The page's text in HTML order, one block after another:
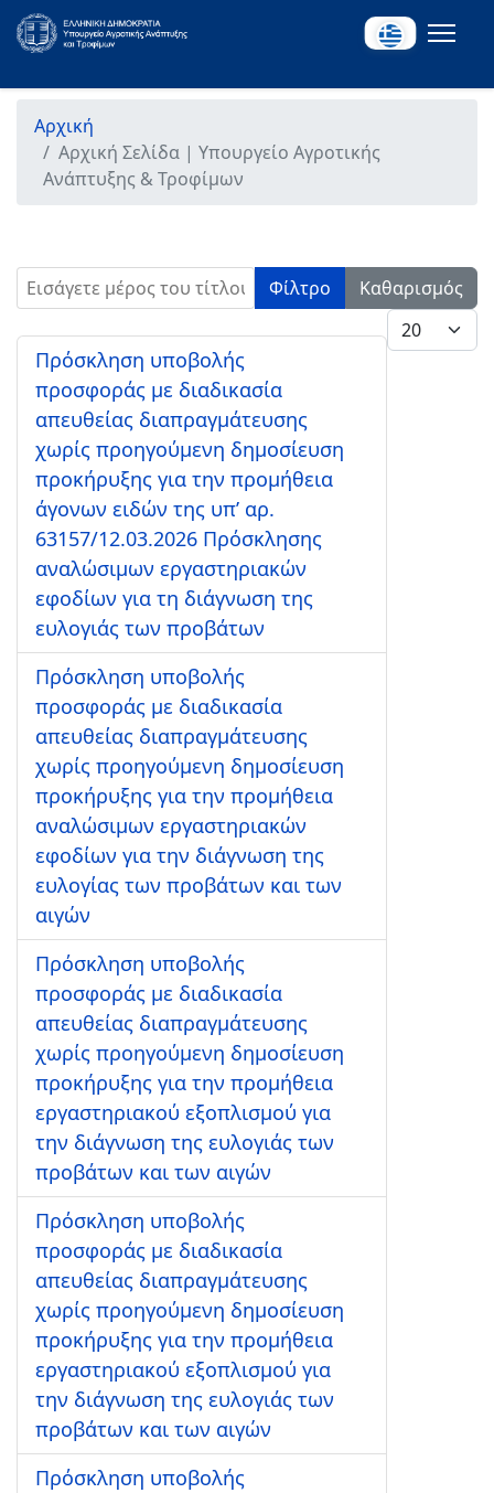
Αρχική
Αρχική Σελίδα | Υπουργείο Αγροτικής
Ανάπτυξης & Τροφίμων
Εισάγετε μέρος του τίτλου. Φίλτρο
Καθαρισμός
Εμφάνιση #
Πρόσκληση υποβολής
προσφοράς με διαδικασία
απευθείας διαπραγμάτευσης
χωρίς προηγούμενη δημοσίευση
προκήρυξης για την προμήθεια
άγονων ειδών της υπ’ αρ.
63157/12.03.2026 Πρόσκλησης
αναλώσιμων εργαστηριακών
εφοδίων για τη διάγνωση της
ευλογιάς των προβάτων
Πρόσκληση υποβολής
προσφοράς με διαδικασία
απευθείας διαπραγμάτευσης
χωρίς προηγούμενη δημοσίευση
προκήρυξης για την προμήθεια
αναλώσιμων εργαστηριακών
εφοδίων για την διάγνωση της
ευλογίας των προβάτων και των
αιγών
Πρόσκληση υποβολής
προσφοράς με διαδικασία
απευθείας διαπραγμάτευσης
χωρίς προηγούμενη δημοσίευση
προκήρυξης για την προμήθεια
εργαστηριακού εξοπλισμού για
την διάγνωση της ευλογιάς των
προβάτων και των αιγών
Πρόσκληση υποβολής
προσφοράς με διαδικασία
απευθείας διαπραγμάτευσης
χωρίς προηγούμενη δημοσίευση
προκήρυξης για την προμήθεια
εργαστηριακού εξοπλισμού για
την διάγνωση της ευλογιάς των
προβάτων και των αιγών
Πρόσκληση υποβολής